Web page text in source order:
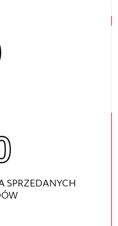
SPRZEDANYCH